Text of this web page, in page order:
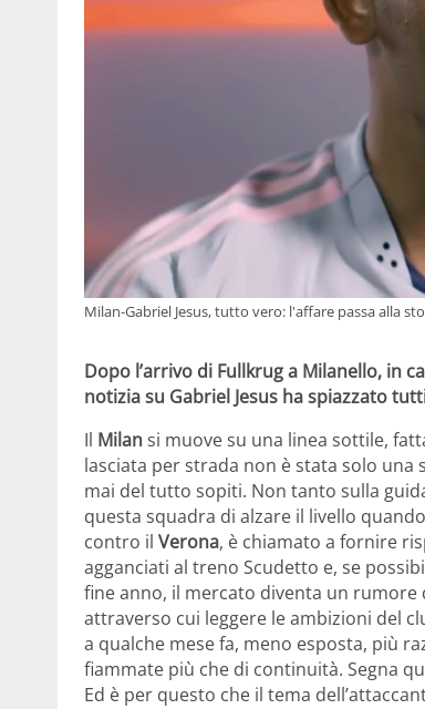
Milan-Gabriel Jesus, tutto vero: l'affare passa alla
Dopo l’arrivo di Fullkrug a Milanello, in
notizia su Gabriel Jesus ha spiazzato
Il Milansi muove su una linea sottile,
lasciata per strada non è stata solo
mai del tutto sopiti. Non tanto sulla
questa squadra di alzare il livello
contro il Verona, è chiamato a fornire
agganciati al treno Scudetto e, se
fine anno, il mercato diventa un
attraverso cui leggere le ambizioni del
a qualche mese fa, meno esposta, più
fiammate più che di continuità. Segna
Ed è per questo che il tema